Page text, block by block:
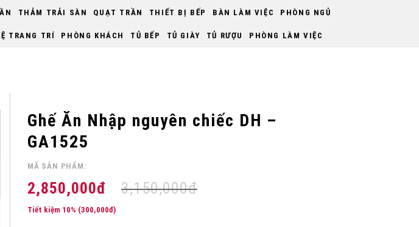
THẢM TRẢI SÀN QUẠT TRẦN THIẾT BỊ BẾP BÀN LÀM VIỆC PHÒNG NGỦ
TRANG TRÍ PHÒNG KHÁCH TỦ BẾP TỦ GIÀY TỦ RƯỢU PHÒNG LÀM VIỆC
Ghế Ăn Nhập nguyên chiếc DH –
GA1525
MÃ SẢN PHẨM:
2,850,000đ 3,150,000đ
Tiết kiệm 10% (300,000đ)